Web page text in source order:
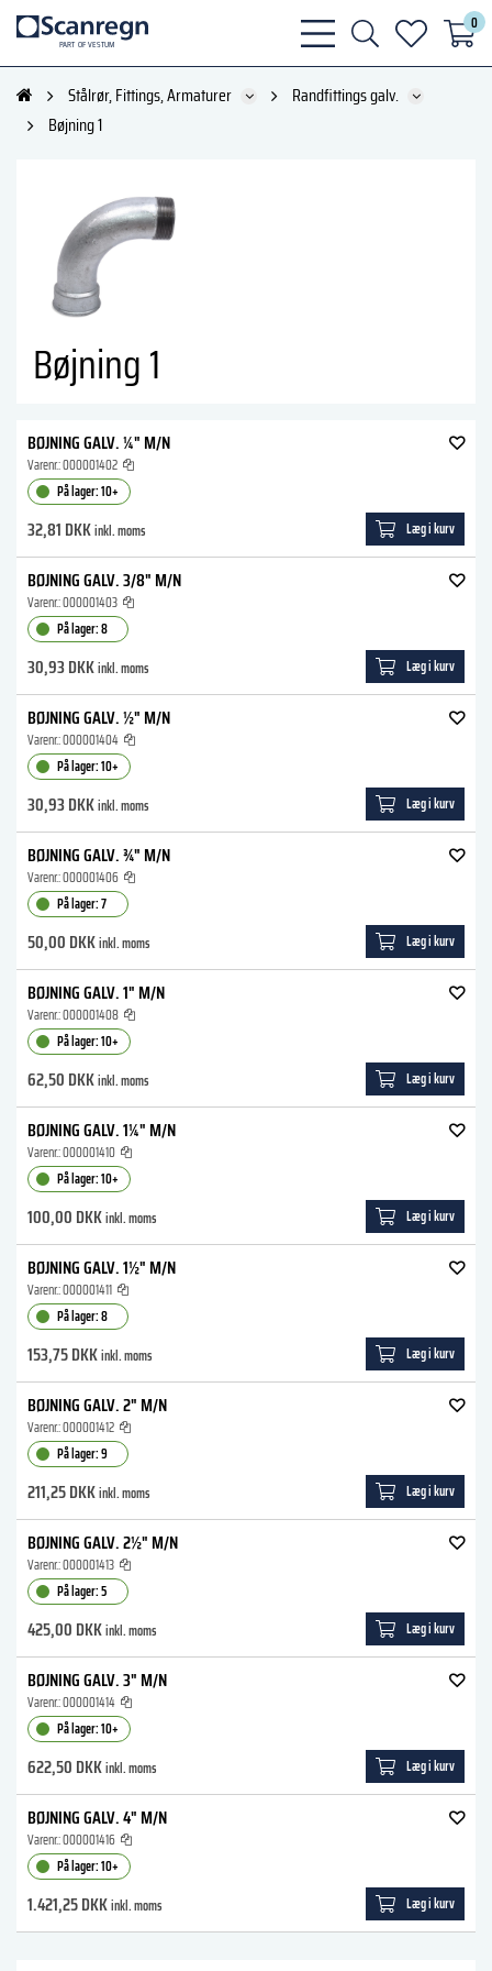
PART OF VESTUM
bars
light
search
light
heart
light
0
Stålrør, Fittings, Armaturer
Randfittings galv.
Bøjning 1
Bøjning 1
BØJNING GALV. ¼" M/N
Varenr.:000001402
På lager: 10+
32,81 DKKinkl. moms Læg i kurv
BØJNING GALV. 3/8" M/N
Varenr.:000001403
På lager: 8
30,93 DKKinkl. moms Læg i kurv
BØJNING GALV. ½" M/N
Varenr.:000001404
På lager: 10+
30,93 DKKinkl. moms Læg i kurv
BØJNING GALV. ¾" M/N
Varenr.:000001406
På lager: 7
50,00 DKKinkl. moms Læg i kurv
BØJNING GALV. 1" M/N
Varenr.:000001408
På lager: 10+
62,50 DKKinkl. moms Læg i kurv
BØJNING GALV. 1¼" M/N
Varenr.:000001410
På lager: 10+
100,00 DKKinkl. moms Læg i kurv
BØJNING GALV. 1½" M/N
Varenr.:000001411
På lager: 8
153,75 DKKinkl. moms Læg i kurv
BØJNING GALV. 2" M/N
Varenr.:000001412
På lager: 9
211,25 DKKinkl. moms Læg i kurv
BØJNING GALV. 2½" M/N
Varenr.:000001413
På lager: 5
425,00 DKKinkl. moms Læg i kurv
BØJNING GALV. 3" M/N
Varenr.:000001414
På lager: 10+
622,50 DKKinkl. moms Læg i kurv
BØJNING GALV. 4" M/N
Varenr.:000001416
På lager: 10+
1.421,25 DKKinkl. moms Læg i kurv